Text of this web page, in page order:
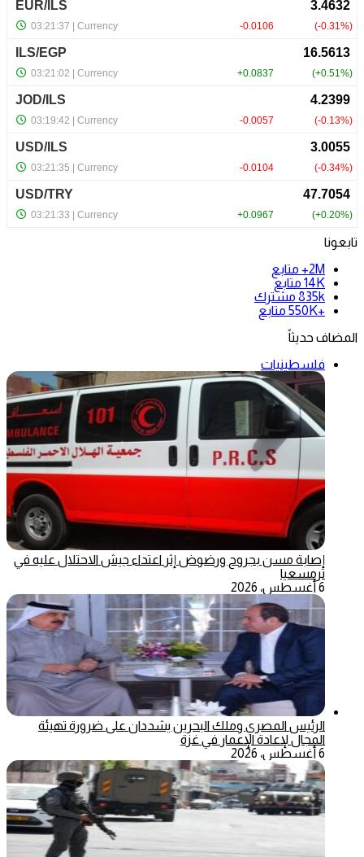
تابعونا
2M+
متابع
14K متابع
835k مشترك
+550K
متابع
المضاف حديثاً
فلسطينيات
إصابة مسن بجروح ورضوض إثر اعتداء جيش الاحتلال عليه في
ترمسعيا
6 أغسطس، 2026
الرئيس المصري وملك البحرين يشددان على ضرورة تهيئة
المجال لإعادة الإعمار في غزة
6 أغسطس، 2026